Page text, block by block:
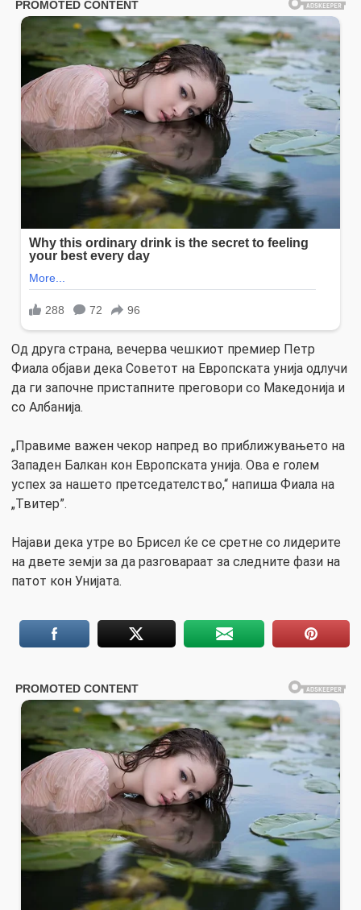
Од друга страна, вечерва чешкиот премиер Петр
Фиала објави дека Советот на Европската унија одлучи
да ги започне пристапните преговори со Македонија и
со Албанија.
„Правиме важен чекор напред во приближувањето на
Западен Балкан кон Европската унија. Ова е голем
успех за нашето претседателство,“ напиша Фиала на
„Твитер”.
Најави дека утре во Брисел ќе се сретне со лидерите
на двете земји за да разговараат за следните фази на
патот кон Унијата.